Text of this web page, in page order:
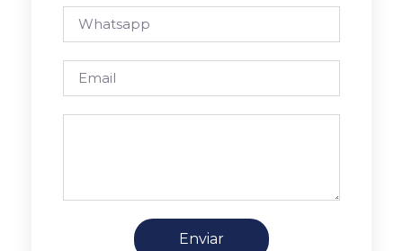
Enviar